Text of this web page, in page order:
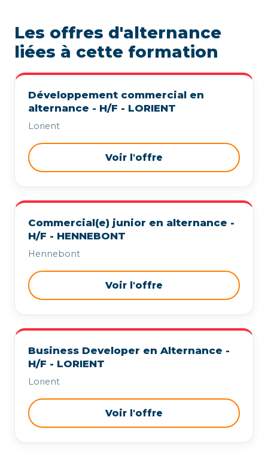
Les offres d'alternance
liées à cette formation
Développement commercial en
alternance - H/F - LORIENT
Lorient
Voir l'offre
Commercial(e) junior en alternance -
H/F - HENNEBONT
Hennebont
Voir l'offre
Business Developer en Alternance -
H/F - LORIENT
Lorient
Voir l'offre